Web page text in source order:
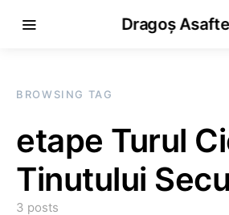
Dragoș
BROWSING TAG
etape Turul
Tinutului
3 posts